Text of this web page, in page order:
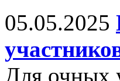
05.05.2025
Для очных